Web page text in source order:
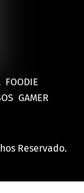
FOODIE
GAMER
Reservado.